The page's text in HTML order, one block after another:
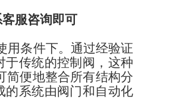
服咨询即可
用条件下。通过经验证
于传统的控制阀，这种
简便地整合所有结构分
的系统由阀门和自动化